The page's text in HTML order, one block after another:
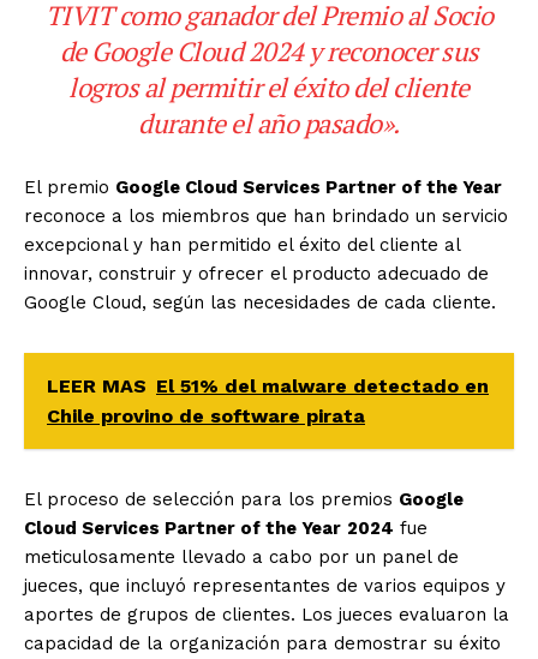
TIVIT como ganador del Premio al Socio
de Google Cloud 2024 y reconocer sus
logros al permitir el éxito del cliente
durante el año pasado».
El premio Google Cloud Services Partner of the Year
reconoce a los miembros que han brindado un servicio
excepcional y han permitido el éxito del cliente al
innovar, construir y ofrecer el producto adecuado de
Google Cloud, según las necesidades de cada cliente.
LEER MAS El 51% del malware detectado en
Chile provino de software pirata
El proceso de selección para los premios Google
Cloud Services Partner of the Year 2024 fue
meticulosamente llevado a cabo por un panel de
jueces, que incluyó representantes de varios equipos y
aportes de grupos de clientes. Los jueces evaluaron la
capacidad de la organización para demostrar su éxito